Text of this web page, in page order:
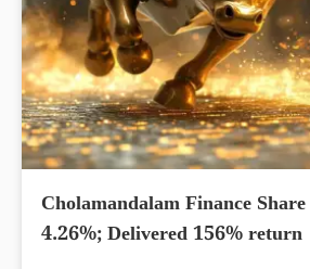
Cholamandalam Finance
4.26%; Delivered 156% return